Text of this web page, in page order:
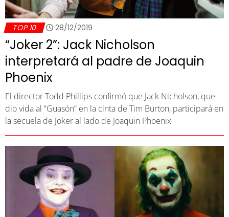
TOP 10 28/12/2019
“Joker 2”: Jack Nicholson
interpretará al padre de Joaquin
Phoenix
El director Todd Phillips confirmó que Jack Nicholson, que
dio vida al “Guasón” en la cinta de Tim Burton, participará en
la secuela de Joker al lado de Joaquin Phoenix